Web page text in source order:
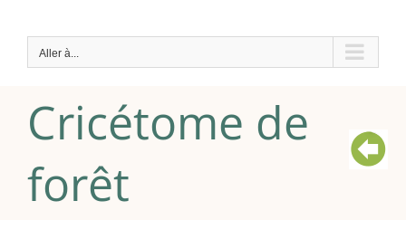
contenuAller à...
Cricétome de
forêt